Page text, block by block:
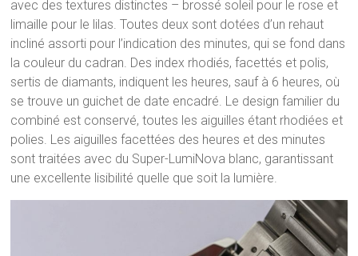
avec des textures distinctes – brossé soleil pour le rose et
limaille pour le lilas. Toutes deux sont dotées d’un rehaut
incliné assorti pour l’indication des minutes, qui se fond dans
la couleur du cadran. Des index rhodiés, facettés et polis,
sertis de diamants, indiquent les heures, sauf à 6 heures, où
se trouve un guichet de date encadré. Le design familier du
combiné est conservé, toutes les aiguilles étant rhodiées et
polies. Les aiguilles facettées des heures et des minutes
sont traitées avec du Super-LumiNova blanc, garantissant
une excellente lisibilité quelle que soit la lumière.